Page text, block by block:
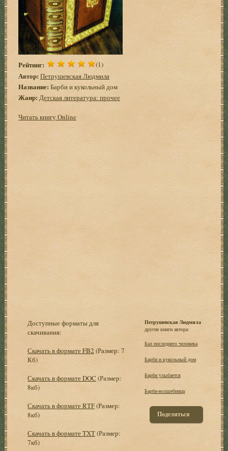
Рейтинг: (1)
Автор: Петрушевская Людмила
Название: Барби и кукольный дом
Жанр: Детская литература: прочее
Читать книгу Online
Доступные форматы для
скачивания:
Скачать в формате FB2 (Размер: 7
Кб)
Скачать в формате DOC (Размер:
8кб)
Скачать в формате RTF(Размер:
8кб)
Скачать в формате TXT(Размер:
7кб)
Петрушевская Людмила
другие книги автора:
Бал последнего человека
Барби и кукольный дом
Барби улыбается
Барби-волшебница
Поделиться